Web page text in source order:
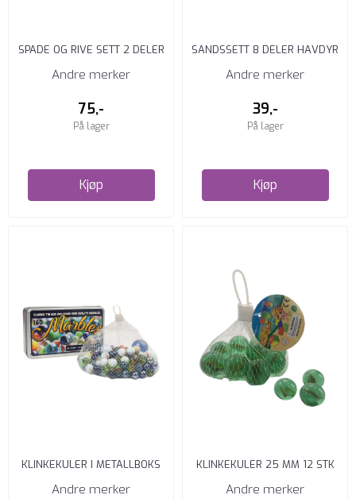
SPADE OG RIVE SETT 2 DELER
Andre merker
75,-
På lager
Kjøp
SANDSSETT 8 DELER HAVDYR
Andre merker
39,-
På lager
Kjøp
KLINKEKULER I METALLBOKS
160 STK
Andre merker
KLINKEKULER 25 MM 12 STK
BLÅ/GRØNN
Andre merker